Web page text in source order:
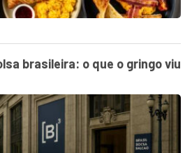
brasileira: o que o gringo viu